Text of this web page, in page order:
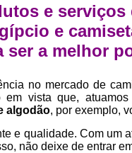
e serviços
e
ser a melhor
no mercado de
vista que,
algodão, por exemplo,
e qualidade. Com um
não deixe de entrar